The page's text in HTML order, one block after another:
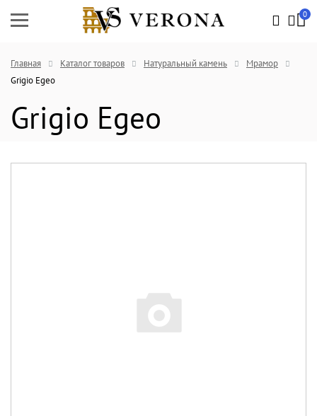
0
Главная Каталог товаров Натуральный камень
Мрамор
Grigio Egeo
Grigio Egeo